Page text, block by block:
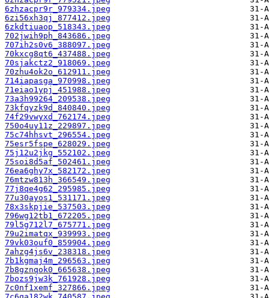
6zhzacpr9r_979334.jpeg
6zi56xh3qj_877412.jpeg
6zkdtiuaop_518343.jpeg
702jwih9ph_843686.jpeg
707ih2s0v6_388097.jpeg
70kxcg8qt6_437488.jpeg
70sjakctz2_918069.jpeg
70zhu4ok2o_612911.jpeg
714iapasga_970998.jpeg
71eiao1ypj_451988.jpeg
73a3h99264_209538.jpeg
73kfqyzk9d_840840.jpeg
74f29vwyxd_762174.jpeg
750o4uy11z_229897.jpeg
75c74hhsvt_296554.jpeg
75esr5fspe_628029.jpeg
75j12u2jkg_552102.jpeg
75soi8d5af_502461.jpeg
76ea6ghy7x_582172.jpeg
76mtzw813h_366549.jpeg
77j8qe4g62_295985.jpeg
77u30ayos1_531171.jpeg
78x3skpjie_537503.jpeg
796wg12tb1_672205.jpeg
79l5g712l7_675771.jpeg
79u2imatqx_939993.jpeg
79vk03ouf0_859904.jpeg
7ahzg4js6v_238318.jpeg
7b1kgmaj4m_296563.jpeg
7b8gznqok0_665638.jpeg
7bozs9jw3k_761928.jpeg
7c0nf1xemf_327866.jpeg